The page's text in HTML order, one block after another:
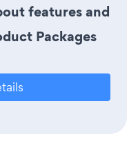
features and
Packages